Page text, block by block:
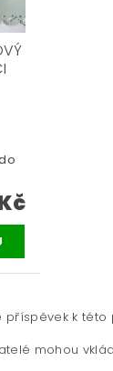
příspěvek k této
mohou